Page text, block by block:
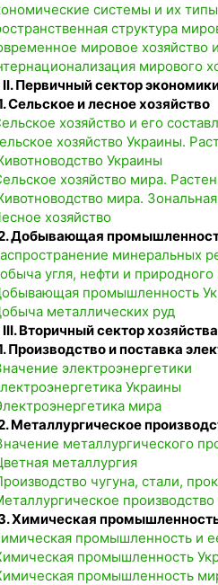
системы и их типы
структура
мировое хозяйство
мирового
II. Первичный сектор
Сельское и лесное хозяйство
хозяйство и его
хозяйство Украины.
Украины
хозяйство мира.
мира.
хозяйство
Добывающая
минеральных
угля, нефти и природного
промышленность
металлических руд
Вторичный сектор хозяйства
Производство и поставка
электроэнергетики
Украины
мира
Металлургическое
металлургического
металлургия
чугуна, стали,
Химическая
промышленность и
промышленность
промышленность